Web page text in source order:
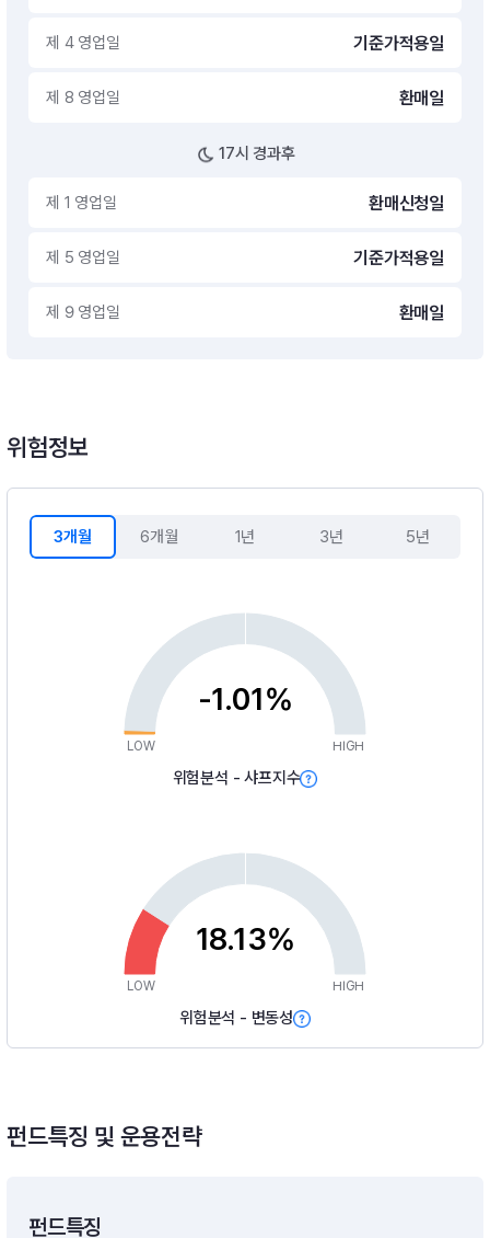
제 4 영업일 기준가적용일
제 8 영업일 환매일
17시 경과후
제 1 영업일 환매신청일
제 5 영업일 기준가적용일
제 9 영업일 환매일
위험정보
3개월 6개월 1년 3년 5년
-1.01%
LOW HIGH
위험분석 - 샤프지수
18.13%
LOW HIGH
위험분석 - 변동성
펀드특징 및 운용전략
펀드특징